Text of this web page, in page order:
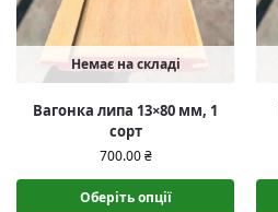
Немає на складі
Вагонка липа 13×80 мм, 1
сорт
700.00₴
Оберіть опції